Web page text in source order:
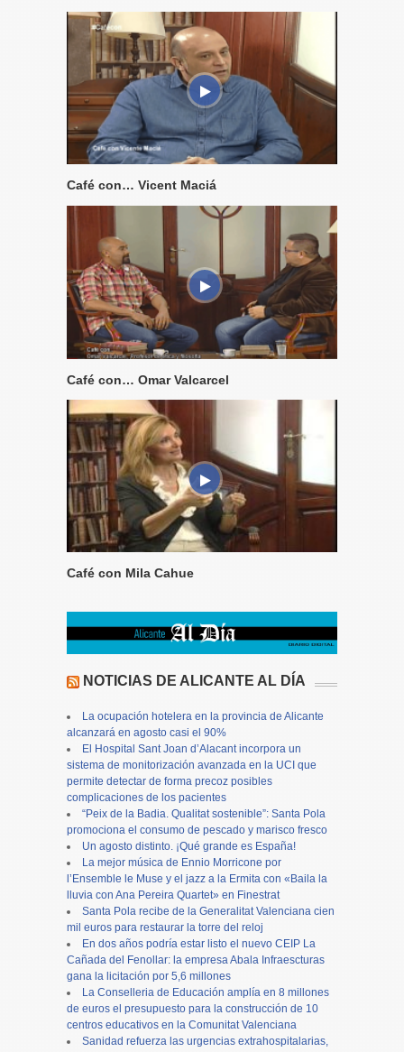
Café con… Vicent Maciá
Café con… Omar Valcarcel
Café con Mila Cahue
NOTICIAS DE ALICANTE AL DÍA
La ocupación hotelera en la provincia de Alicante
alcanzará en agosto casi el 90%
El Hospital Sant Joan d’Alacant incorpora un
sistema de monitorización avanzada en la UCI que
permite detectar de forma precoz posibles
complicaciones de los pacientes
“Peix de la Badia. Qualitat sostenible”: Santa Pola
promociona el consumo de pescado y marisco fresco
Un agosto distinto. ¡Qué grande es España!
La mejor música de Ennio Morricone por
l’Ensemble le Muse y el jazz a la Ermita con «Baila la
lluvia con Ana Pereira Quartet» en Finestrat
Santa Pola recibe de la Generalitat Valenciana cien
mil euros para restaurar la torre del reloj
En dos años podría estar listo el nuevo CEIP La
Cañada del Fenollar: la empresa Abala Infraescturas
gana la licitación por 5,6 millones
La Conselleria de Educación amplía en 8 millones
de euros el presupuesto para la construcción de 10
centros educativos en la Comunitat Valenciana
Sanidad refuerza las urgencias extrahospitalarias,